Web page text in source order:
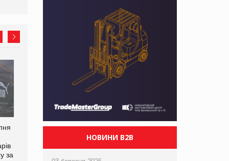
за
дитячого меню: у VARUS
з’явилися новинки від ТМ
Сергій Лісунов про
НОВИНИ B2B